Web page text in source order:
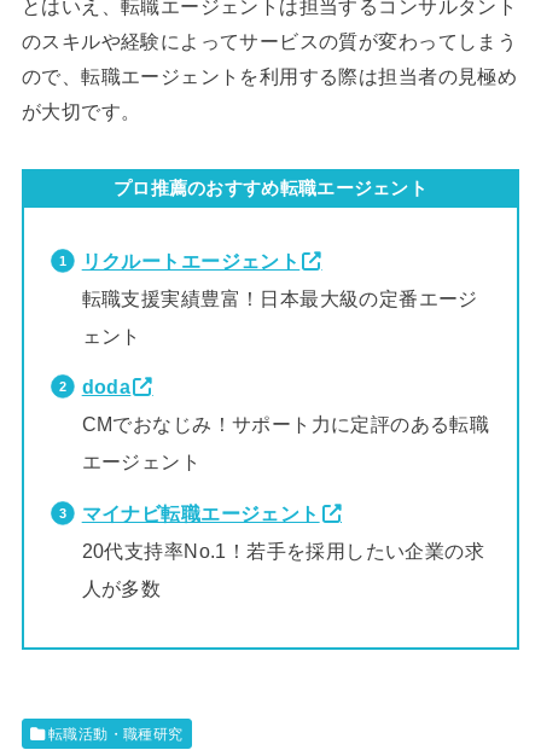
とはいえ、転職エージェントは担当するコンサルタント
のスキルや経験によってサービスの質が変わってしまう
ので、転職エージェントを利用する際は担当者の見極め
が大切です。
プロ推薦のおすすめ転職エージェント
リクルートエージェント
転職支援実績豊富！日本最大級の定番エージ
ェント
doda
CMでおなじみ！サポート力に定評のある転職
エージェント
マイナビ転職エージェント
20代支持率No.1！若手を採用したい企業の求
人が多数
転職活動・職種研究